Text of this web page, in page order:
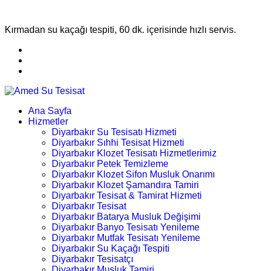
Kırmadan su kaçağı tespiti, 60 dk. içerisinde hızlı servis.
Ana Sayfa
Hizmetler
Diyarbakır Su Tesisatı Hizmeti
Diyarbakır Sıhhi Tesisat Hizmeti
Diyarbakır Klozet Tesisatı Hizmetlerimiz
Diyarbakır Petek Temizleme
Diyarbakır Klozet Sifon Musluk Onarımı
Diyarbakır Klozet Şamandıra Tamiri
Diyarbakır Tesisat & Tamirat Hizmeti
Diyarbakır Tesisat
Diyarbakır Batarya Musluk Değişimi
Diyarbakır Banyo Tesisatı Yenileme
Diyarbakır Mutfak Tesisatı Yenileme
Diyarbakır Su Kaçağı Tespiti
Diyarbakır Tesisatçı